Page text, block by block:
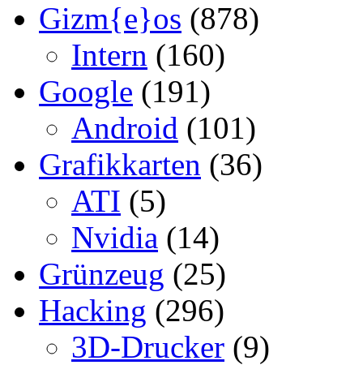
Gizm{e}os (878)
Intern (160)
Google (191)
Android (101)
Grafikkarten (36)
ATI (5)
Nvidia (14)
Grünzeug (25)
Hacking (296)
3D-Drucker (9)